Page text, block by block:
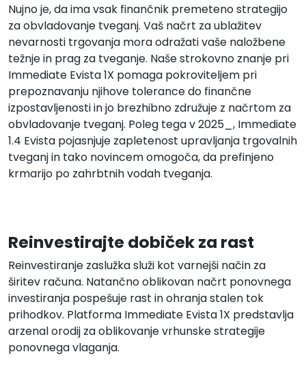
Nujno je, da ima vsak finančnik premeteno strategijo
za obvladovanje tveganj. Vaš načrt za ublažitev
nevarnosti trgovanja mora odražati vaše naložbene
težnje in prag za tveganje. Naše strokovno znanje pri
Immediate Evista 1X pomaga pokroviteljem pri
prepoznavanju njihove tolerance do finančne
izpostavljenosti in jo brezhibno združuje z načrtom za
obvladovanje tveganj. Poleg tega v 2025_, Immediate
1.4 Evista pojasnjuje zapletenost upravljanja trgovalnih
tveganj in tako novincem omogoča, da prefinjeno
krmarijo po zahrbtnih vodah tveganja.
Reinvestirajte dobiček za rast
Reinvestiranje zaslužka služi kot varnejši način za
širitev računa. Natančno oblikovan načrt ponovnega
investiranja pospešuje rast in ohranja stalen tok
prihodkov. Platforma Immediate Evista 1X predstavlja
arzenal orodij za oblikovanje vrhunske strategije
ponovnega vlaganja.